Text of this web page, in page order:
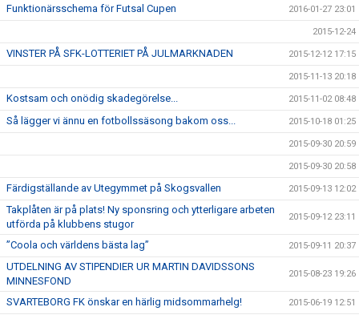
Funktionärsschema för Futsal Cupen 2016-01-27 23:01
2015-12-24
VINSTER PÅ SFK-LOTTERIET PÅ JULMARKNADEN 2015-12-12 17:15
2015-11-13 20:18
Kostsam och onödig skadegörelse... 2015-11-02 08:48
Så lägger vi ännu en fotbollssäsong bakom oss... 2015-10-18 01:25
2015-09-30 20:59
2015-09-30 20:58
Färdigställande av Utegymmet på Skogsvallen 2015-09-13 12:02
Takplåten är på plats! Ny sponsring och ytterligare arbeten
utförda på klubbens stugor
2015-09-12 23:11
”Coola och världens bästa lag” 2015-09-11 20:37
UTDELNING AV STIPENDIER UR MARTIN DAVIDSSONS
MINNESFOND
2015-08-23 19:26
SVARTEBORG FK önskar en härlig midsommarhelg! 2015-06-19 12:51